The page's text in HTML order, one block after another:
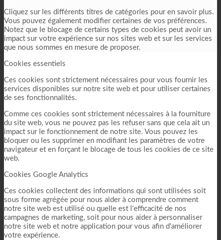
Cliquez sur les différents titres de catégories pour en savoir plus.
Vous pouvez également modifier certaines de vos préférences.
Notez que le blocage de certains types de cookies peut avoir un
impact sur votre expérience sur nos sites web et sur les services
que nous sommes en mesure de proposer.
Cookies essentiels
Ces cookies sont strictement nécessaires pour vous fournir les
services disponibles sur notre site web et pour utiliser certaines
de ses fonctionnalités.
Comme ces cookies sont strictement nécessaires à la fourniture
du site web, vous ne pouvez pas les refuser sans que cela ait un
impact sur le fonctionnement de notre site. Vous pouvez les
bloquer ou les supprimer en modifiant les paramètres de votre
navigateur et en forçant le blocage de tous les cookies de ce site
web.
Cookies Google Analytics
Ces cookies collectent des informations qui sont utilisées soit
sous forme agrégée pour nous aider à comprendre comment
notre site web est utilisé ou quelle est l'efficacité de nos
campagnes de marketing, soit pour nous aider à personnaliser
notre site web et notre application pour vous afin d'améliorer
votre expérience.